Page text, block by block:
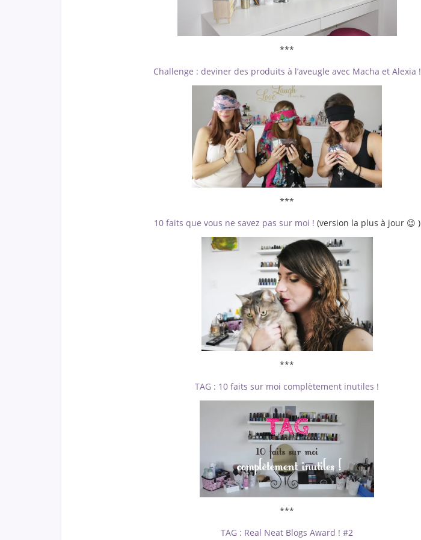
***
Challenge : deviner des produits à l’aveugle avec Macha et Alexia !
***
10 faits que vous ne savez pas sur moi ! (version la plus à jour 😉 )
***
TAG : 10 faits sur moi complètement inutiles !
***
TAG : Real Neat Blogs Award ! #2